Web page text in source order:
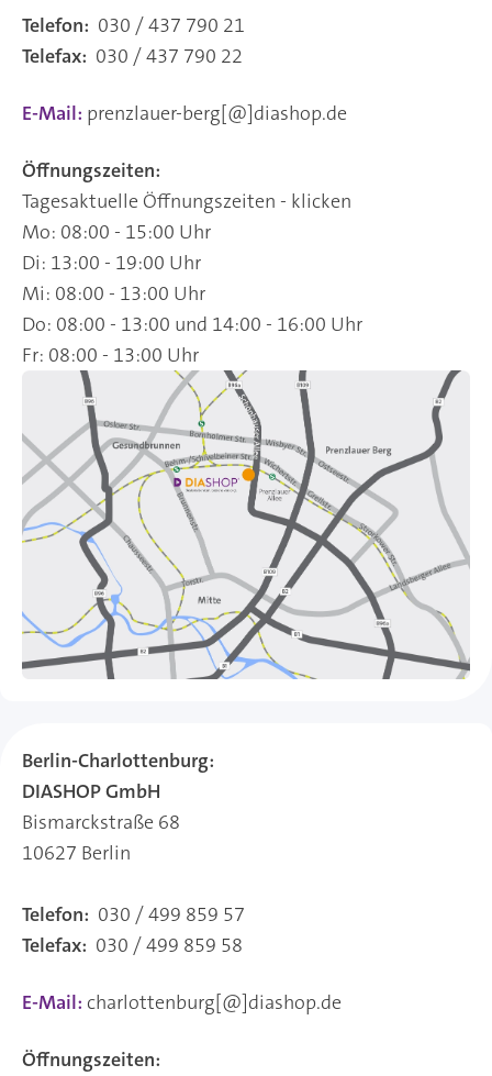
Telefon: 030 / 437 790 21
Telefax: 030 / 437 790 22
E-Mail: prenzlauer-berg[@]diashop.de
Öffnungszeiten:
Tagesaktuelle Öffnungszeiten - klicken
Mo: 08:00 - 15:00 Uhr
Di: 13:00 - 19:00 Uhr
Mi: 08:00 - 13:00 Uhr
Do: 08:00 - 13:00 und 14:00 - 16:00 Uhr
Fr: 08:00 - 13:00 Uhr
Berlin-Charlottenburg:
DIASHOP GmbH
Bismarckstraße 68
10627 Berlin
Telefon: 030 / 499 859 57
Telefax: 030 / 499 859 58
E-Mail: charlottenburg[@]diashop.de
Öffnungszeiten: